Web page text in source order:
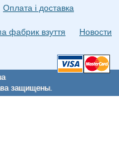
Оплата і доставка
фабрик взуття Новости
защищены.